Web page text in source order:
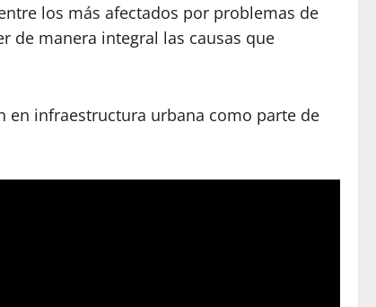
los más afectados por problemas de
de manera integral las causas que
en infraestructura urbana como parte de